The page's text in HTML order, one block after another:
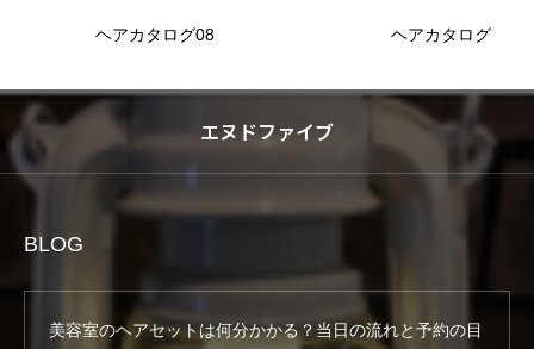
ヘアカタログ08 ヘアカタログ
エヌドファイブ
BLOG
美容室のヘアセットは何分かかる？当日の流れと予約の目